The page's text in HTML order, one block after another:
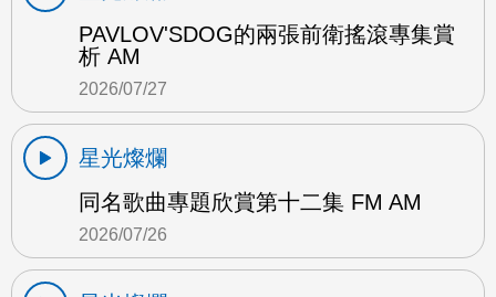
PAVLOV'SDOG的兩張前衛搖滾專集賞
析 AM
2026/07/27
星光燦爛
同名歌曲專題欣賞第十二集 FM AM
2026/07/26